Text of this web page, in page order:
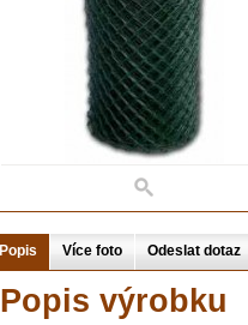
Popis Více foto Odeslat dotaz
Popis výrobku